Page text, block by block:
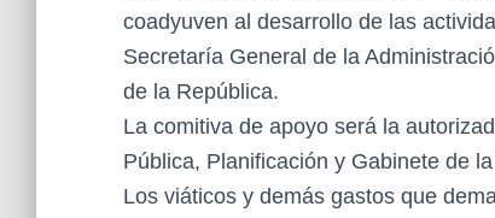
coadyuven al desarrollo de las
Secretaría General de la
de la República.
La comitiva de apoyo será la
Pública, Planificación y Gabinete de
Los viáticos y demás gastos que